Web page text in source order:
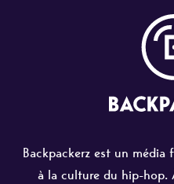
Backpackerz est un
à la culture du hip-hop.